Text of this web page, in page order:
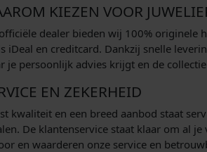
KIEZEN VOOR
dealer bieden wij 100% originele
iDeal en creditcard. Dankzij snelle
je persoonlijk advies krijgt en de
EN ZEKERHEID
kwaliteit en een breed aanbod staat
De klantenservice staat klaar om al
en waarderen onze service en